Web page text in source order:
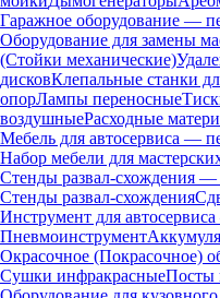
Гаражное оборудование —
Оборудование для замены
(Стойки механические)
дисковКлепальные станки
опорЛампы переносные
воздушныеРасходные
Мебель для автосервиса —
Набор мебели для
Стенды развал-схождения —
Стенды развал-схождения
Инструмент для
Пневмоинструмент
Окрасочное (Покрасочное)
Сушки инфракрасныеПосты